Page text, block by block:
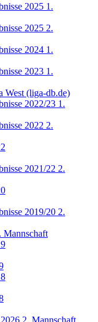
2025 1.
2025 2.
2024 1.
2023 1.
West (liga-db.de)
2022/23 1.
2022 2.
2021/22 2.
2019/20 2.
Mannschaft
2. Mannschaft